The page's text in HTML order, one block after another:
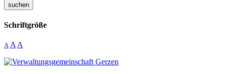
suchen
Schriftgröße
A A A